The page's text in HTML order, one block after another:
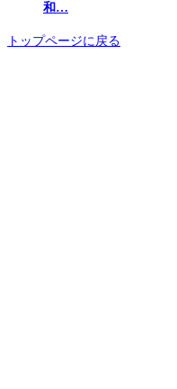
和…
トップページに戻る